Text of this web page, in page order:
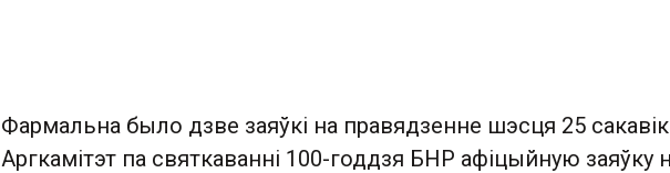
Фармальна было дзве заяўкі на правядзенне шэсця 25
Аргкамітэт па святкаванні 100-годдзя БНР афіцыйную заяўку